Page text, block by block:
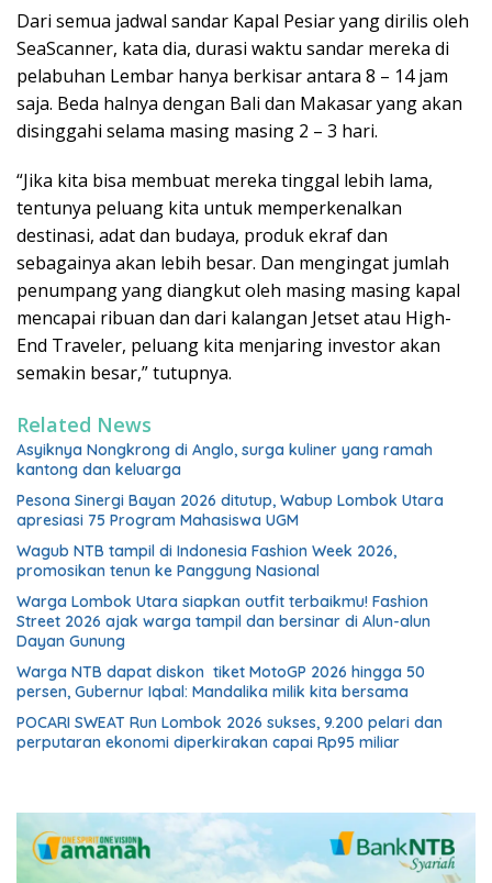
Dari semua jadwal sandar Kapal Pesiar yang dirilis oleh
SeaScanner, kata dia, durasi waktu sandar mereka di
pelabuhan Lembar hanya berkisar antara 8 – 14 jam
saja. Beda halnya dengan Bali dan Makasar yang akan
disinggahi selama masing masing 2 – 3 hari.
“Jika kita bisa membuat mereka tinggal lebih lama,
tentunya peluang kita untuk memperkenalkan
destinasi, adat dan budaya, produk ekraf dan
sebagainya akan lebih besar. Dan mengingat jumlah
penumpang yang diangkut oleh masing masing kapal
mencapai ribuan dan dari kalangan Jetset atau High-
End Traveler, peluang kita menjaring investor akan
semakin besar,” tutupnya.
Related News
Asyiknya Nongkrong di Anglo, surga kuliner yang ramah
kantong dan keluarga
Pesona Sinergi Bayan 2026 ditutup, Wabup Lombok Utara
apresiasi 75 Program Mahasiswa UGM
Wagub NTB tampil di Indonesia Fashion Week 2026,
promosikan tenun ke Panggung Nasional
Warga Lombok Utara siapkan outfit terbaikmu! Fashion
Street 2026 ajak warga tampil dan bersinar di Alun-alun
Dayan Gunung
Warga NTB dapat diskon tiket MotoGP 2026 hingga 50
persen, Gubernur Iqbal: Mandalika milik kita bersama
POCARI SWEAT Run Lombok 2026 sukses, 9.200 pelari dan
perputaran ekonomi diperkirakan capai Rp95 miliar